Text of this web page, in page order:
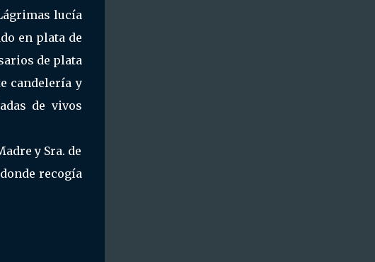
lucía
en plata de
de plata
candelería y
de vivos
y Sra. de
recogía